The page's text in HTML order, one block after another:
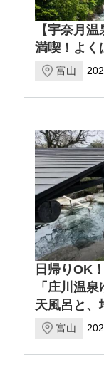
【宇奈月
満喫！よく
富山
日帰りOK
「庄川温
天風呂と、
富山